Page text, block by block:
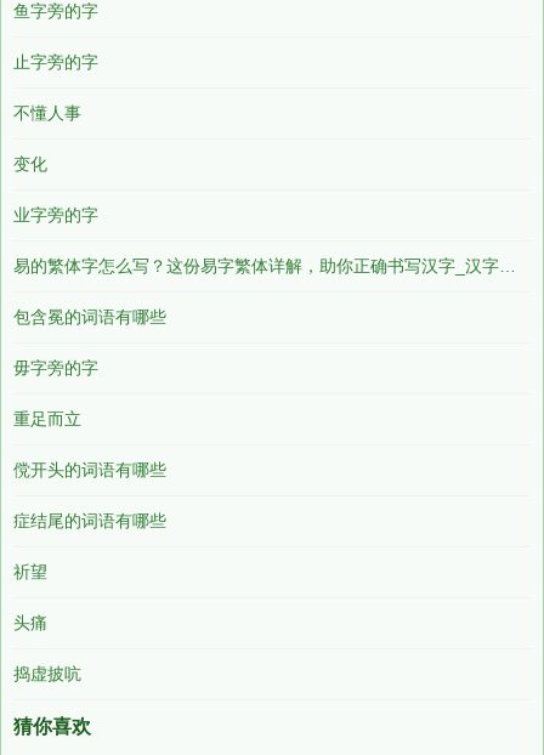
鱼字旁的字
止字旁的字
不懂人事
变化
业字旁的字
易的繁体字怎么写？这份易字繁体详解，助你正确书写汉字_汉字繁体学习
包含冕的词语有哪些
毋字旁的字
重足而立
傥开头的词语有哪些
症结尾的词语有哪些
祈望
头痛
捣虚披吭
猜你喜欢